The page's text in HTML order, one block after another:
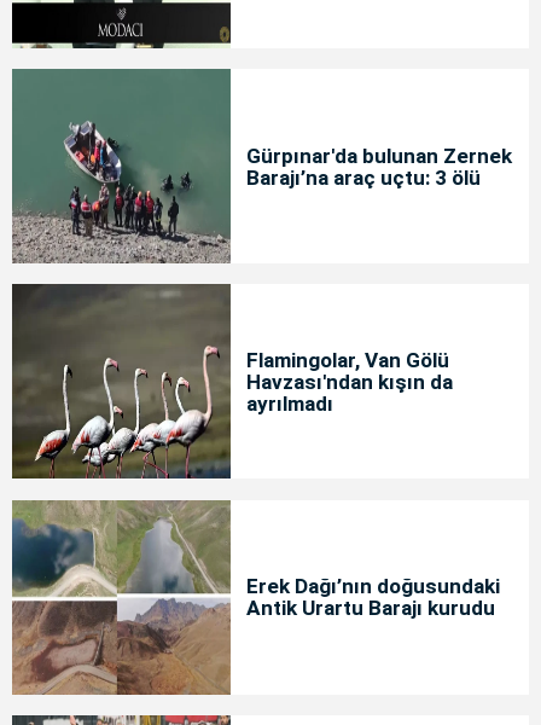
Gürpınar'da bulunan Zernek
Barajı’na araç uçtu: 3 ölü
Flamingolar, Van Gölü
Havzası'ndan kışın da
ayrılmadı
Erek Dağı’nın doğusundaki
Antik Urartu Barajı kurudu